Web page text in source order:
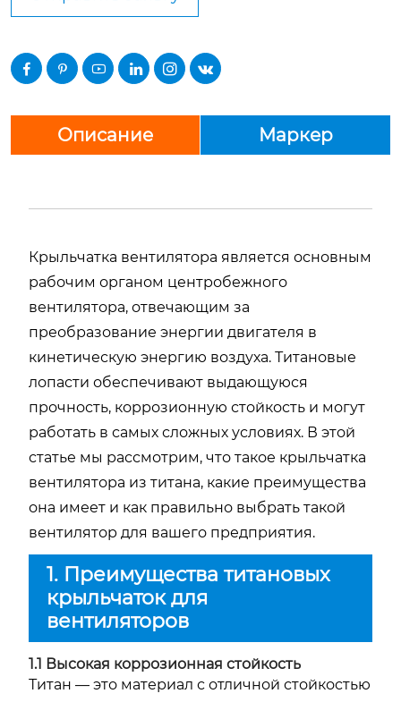
     
Описание Маркер
Крыльчатка вентилятора является основным
рабочим органом центробежного
вентилятора, отвечающим за
преобразование энергии двигателя в
кинетическую энергию воздуха. Титановые
лопасти обеспечивают выдающуюся
прочность, коррозионную стойкость и могут
работать в самых сложных условиях. В этой
статье мы рассмотрим, что такое крыльчатка
вентилятора из титана, какие преимущества
она имеет и как правильно выбрать такой
вентилятор для вашего предприятия.
1. Преимущества титановых
крыльчаток для
вентиляторов
1.1 Высокая коррозионная стойкость
Титан — это материал с отличной стойкостью